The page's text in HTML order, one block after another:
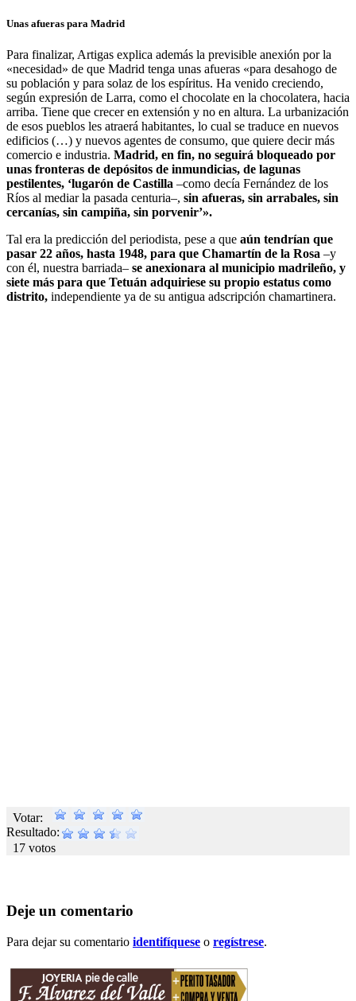
Unas afueras para Madrid
Para finalizar, Artigas explica además la previsible anexión por la
«necesidad» de que Madrid tenga unas afueras «para desahogo de
su población y para solaz de los espíritus. Ha venido creciendo,
según expresión de Larra, como el chocolate en la chocolatera, hacia
arriba. Tiene que crecer en extensión y no en altura. La urbanización
de esos pueblos les atraerá habitantes, lo cual se traduce en nuevos
edificios (…) y nuevos agentes de consumo, que quiere decir más
comercio e industria. Madrid, en fin, no seguirá bloqueado por
unas fronteras de depósitos de inmundicias, de lagunas
pestilentes, ‘lugarón de Castilla –como decía Fernández de los
Ríos al mediar la pasada centuria–, sin afueras, sin arrabales, sin
cercanías, sin campiña, sin porvenir’».
Tal era la predicción del periodista, pese a que aún tendrían que
pasar 22 años, hasta 1948, para que Chamartín de la Rosa –y
con él, nuestra barriada– se anexionara al municipio madrileño, y
siete más para que Tetuán adquiriese su propio estatus como
distrito, independiente ya de su antigua adscripción chamartinera.
Votar:
Resultado:
17 votos
Deje un comentario
Para dejar su comentario identifíquese o regístrese.